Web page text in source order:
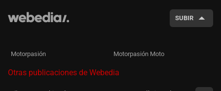
SUBIR
Motorpasión Motorpasión Moto
Otras publicaciones de Webedia